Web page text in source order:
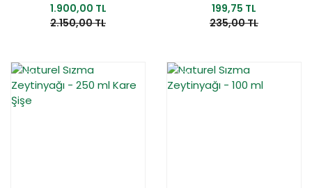
1.900,00 TL
2.150,00 TL
199,75 TL
235,00 TL
YENİ YENİ